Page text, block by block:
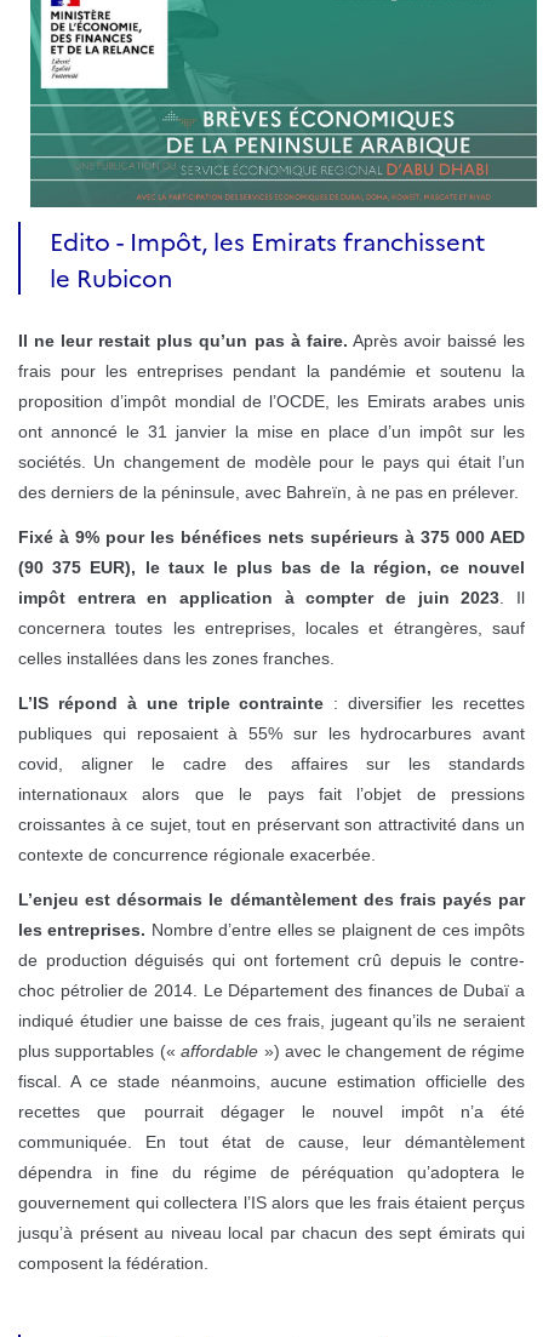
Edito - Impôt, les Emirats franchissent
le Rubicon
Il ne leur restait plus qu’un pas à faire. Après avoir baissé les
frais pour les entreprises pendant la pandémie et soutenu la
proposition d’impôt mondial de l’OCDE, les Emirats arabes unis
ont annoncé le 31 janvier la mise en place d’un impôt sur les
sociétés. Un changement de modèle pour le pays qui était l’un
des derniers de la péninsule, avec Bahreïn, à ne pas en prélever.
Fixé à 9% pour les bénéfices nets supérieurs à 375 000 AED
(90 375 EUR), le taux le plus bas de la région, ce nouvel
impôt entrera en application à compter de juin 2023. Il
concernera toutes les entreprises, locales et étrangères, sauf
celles installées dans les zones franches.
L’IS répond à une triple contrainte : diversifier les recettes
publiques qui reposaient à 55% sur les hydrocarbures avant
covid, aligner le cadre des affaires sur les standards
internationaux alors que le pays fait l’objet de pressions
croissantes à ce sujet, tout en préservant son attractivité dans un
contexte de concurrence régionale exacerbée.
L’enjeu est désormais le démantèlement des frais payés par
les entreprises. Nombre d’entre elles se plaignent de ces impôts
de production déguisés qui ont fortement crû depuis le contre-
choc pétrolier de 2014. Le Département des finances de Dubaï a
indiqué étudier une baisse de ces frais, jugeant qu’ils ne seraient
plus supportables («affordable ») avec le changement de régime
fiscal. A ce stade néanmoins, aucune estimation officielle des
recettes que pourrait dégager le nouvel impôt n’a été
communiquée. En tout état de cause, leur démantèlement
dépendra in fine du régime de péréquation qu’adoptera le
gouvernement qui collectera l’IS alors que les frais étaient perçus
jusqu’à présent au niveau local par chacun des sept émirats qui
composent la fédération.